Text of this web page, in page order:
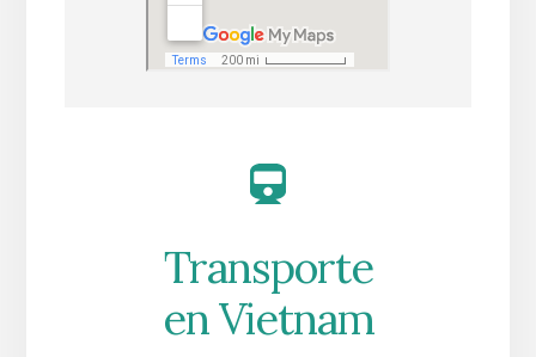
Transporte
en Vietnam